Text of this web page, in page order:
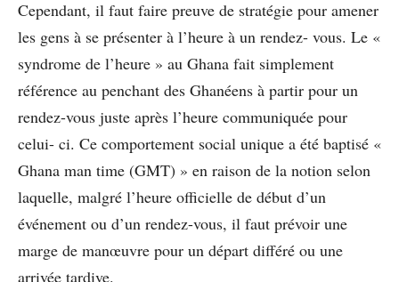
Cependant, il faut faire preuve de stratégie pour amener
les gens à se présenter à l’heure à un rendez- vous. Le «
syndrome de l’heure » au Ghana fait simplement
référence au penchant des Ghanéens à partir pour un
rendez-vous juste après l’heure communiquée pour
celui- ci. Ce comportement social unique a été baptisé «
Ghana man time (GMT) » en raison de la notion selon
laquelle, malgré l’heure officielle de début d’un
événement ou d’un rendez-vous, il faut prévoir une
marge de manœuvre pour un départ différé ou une
arrivée tardive.